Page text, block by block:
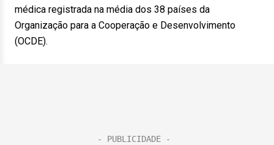
médica registrada na média dos 38 países da
Organização para a Cooperação e Desenvolvimento
(OCDE).